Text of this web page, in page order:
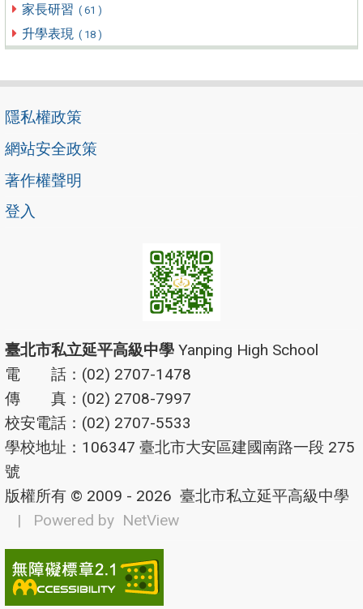
家長研習 ( 61 )
升學表現 ( 18 )
隱私權政策
網站安全政策
著作權聲明
登入
臺北市私立延平高級中學 Yanping High School
電 話：(02) 2707-1478
傳 真：(02) 2708-7997
校安電話：(02) 2707-5533
學校地址：106347 臺北市大安區建國南路一段 275
號
版權所有 © 2009 - 2026 臺北市私立延平高級中學
| Powered by NetView